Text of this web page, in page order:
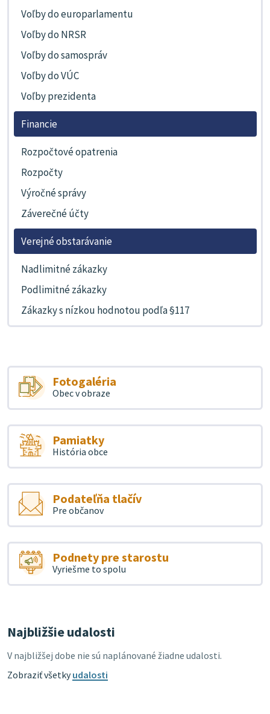
Voľby do europarlamentu
Voľby do NRSR
Voľby do samospráv
Voľby do VÚC
Voľby prezidenta
Financie
Rozpočtové opatrenia
Rozpočty
Výročné správy
Záverečné účty
Verejné obstarávanie
Nadlimitné zákazky
Podlimitné zákazky
Zákazky s nízkou hodnotou podľa §117
Fotogaléria
Obec v obraze
Pamiatky
História obce
Podateľňa tlačív
Pre občanov
Podnety pre starostu
Vyriešme to spolu
Najbližšie udalosti
V najbližšej dobe nie sú naplánované žiadne udalosti.
Zobraziť všetkyudalosti